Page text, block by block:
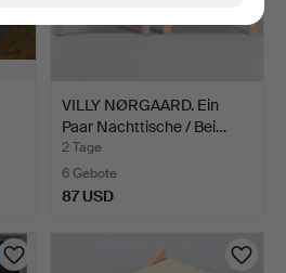
VILLY NØRGAARD. Ein
Paar Nachttische / Bei…
2 Tage
6 Gebote
87 USD